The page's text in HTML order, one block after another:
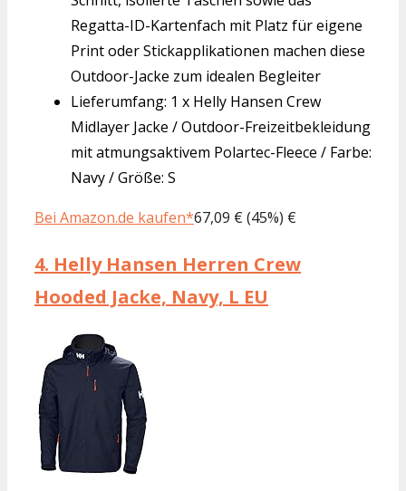
Regatta-ID-Kartenfach mit Platz für eigene
Print oder Stickapplikationen machen diese
Outdoor-Jacke zum idealen Begleiter
Lieferumfang: 1 x Helly Hansen Crew
Midlayer Jacke / Outdoor-Freizeitbekleidung
mit atmungsaktivem Polartec-Fleece / Farbe:
Navy / Größe: S
Bei Amazon.de kaufen*67,09 € (45%) €
4. Helly Hansen Herren Crew
Hooded Jacke, Navy, L EU